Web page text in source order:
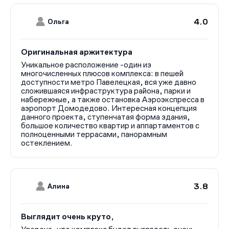
Ольга 4.0
Оригинальная аржитектура
Уникальное расположение -один из
многочисленных плюсов комплекса: в пешей
доступности метро Павелецкая, вся уже давно
сложившаяся инфраструктура района, парки и
набережные, а также остановка Аэроэкспресса в
аэропорт Домодедово. Интересная концепция
данного проекта, ступенчатая форма здания,
большое количество квартир и аппартаментов с
полноценными террасами, панорамным
остеклением.
Алина 3.8
Выглядит очень круто,